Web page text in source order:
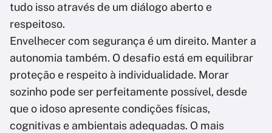
tudo isso através de um diálogo aberto e
respeitoso.
Envelhecer com segurança é um direito. Manter a
autonomia também. O desafio está em equilibrar
proteção e respeito à individualidade. Morar
sozinho pode ser perfeitamente possível, desde
que o idoso apresente condições físicas,
cognitivas e ambientais adequadas. O mais